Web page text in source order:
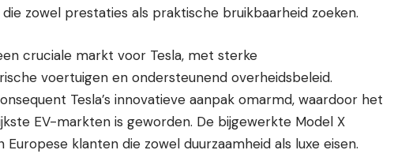
zowel prestaties als praktische bruikbaarheid zoeken.
cruciale markt voor Tesla, met sterke
voertuigen en ondersteunend overheidsbeleid.
Tesla’s innovatieve aanpak omarmd, waardoor het
EV-markten is geworden. De bijgewerkte Model X
Europese klanten die zowel duurzaamheid als luxe eisen.